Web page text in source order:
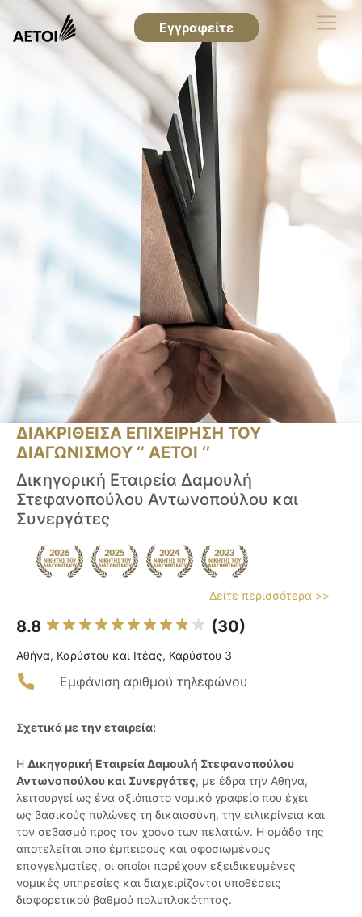
Εγγραφείτε
ΔΙΑΚΡΙΘΕΙΣΑ ΕΠΙΧΕΙΡΗΣΗ ΤΟΥ
ΔΙΑΓΩΝΙΣΜΟΥ ‘’ ΑΕΤΟΙ ‘’
Δικηγορική Εταιρεία Δαμουλή
Στεφανοπούλου Αντωνοπούλου και
Συνεργάτες
Δείτε περισσότερα >>
8.8 (30)
Αθήνα, Καρύστου και Ιτέας, Καρύστου 3
Εμφάνιση αριθμού τηλεφώνου
Σχετικά με την εταιρεία:
Η Δικηγορική Εταιρεία Δαμουλή Στεφανοπούλου
Αντωνοπούλου και Συνεργάτες, με έδρα την Αθήνα,
λειτουργεί ως ένα αξιόπιστο νομικό γραφείο που έχει
ως βασικούς πυλώνες τη δικαιοσύνη, την ειλικρίνεια και
τον σεβασμό προς τον χρόνο των πελατών. Η ομάδα της
αποτελείται από έμπειρους και αφοσιωμένους
επαγγελματίες, οι οποίοι παρέχουν εξειδικευμένες
νομικές υπηρεσίες και διαχειρίζονται υποθέσεις
διαφορετικού βαθμού πολυπλοκότητας.